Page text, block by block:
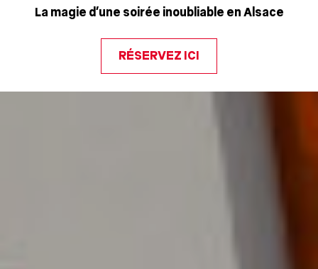
La magie d’une soirée inoubliable en Alsace
RÉSERVEZ ICI